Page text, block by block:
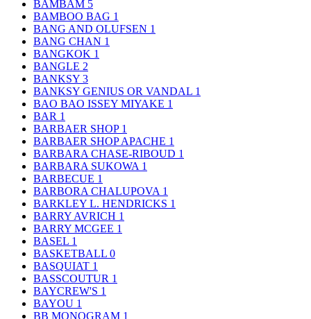
BAMBAM 5
BAMBOO BAG 1
BANG AND OLUFSEN 1
BANG CHAN 1
BANGKOK 1
BANGLE 2
BANKSY 3
BANKSY GENIUS OR VANDAL 1
BAO BAO ISSEY MIYAKE 1
BAR 1
BARBAER SHOP 1
BARBAER SHOP APACHE 1
BARBARA CHASE-RIBOUD 1
BARBARA SUKOWA 1
BARBECUE 1
BARBORA CHALUPOVA 1
BARKLEY L. HENDRICKS 1
BARRY AVRICH 1
BARRY MCGEE 1
BASEL 1
BASKETBALL 0
BASQUIAT 1
BASSCOUTUR 1
BAYCREW'S 1
BAYOU 1
BB MONOGRAM 1